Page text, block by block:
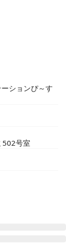
ションぴ～す
502号室